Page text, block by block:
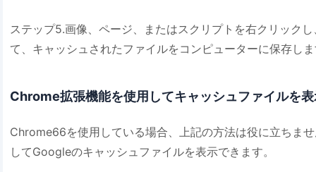
ステップ5.画像、ページ、またはスクリプトを右クリック
て、キャッシュされたファイルをコンピューターに保存し
Chrome拡張機能を使用してキャッシュファイルを
Chrome66を使用している場合、上記の方法は役に立ちま
してGoogleのキャッシュファイルを表示できます。